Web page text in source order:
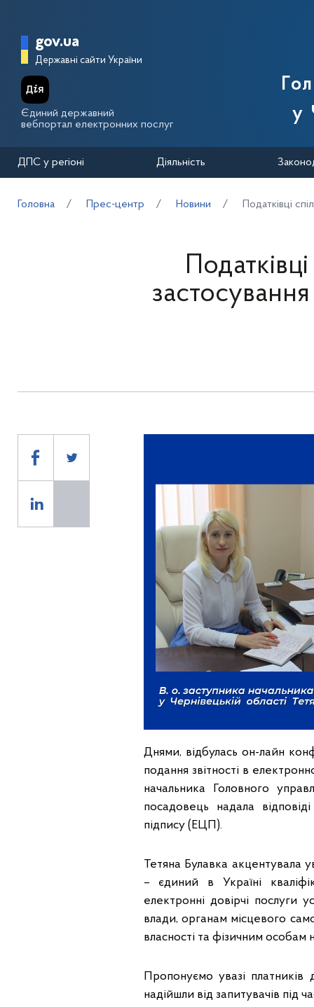
Головна сторінка Державної
gov.ua
Державні сайти України
Єдиний державний
вебпортал електронних послуг
у
ДПС у регіоні Діяльність
Головна Прес-центр Новини Податківці
Днями, відбулась он-лайн
подання звітності в
начальника Головного
посадовець надала
підпису (ЕЦП).
Тетяна Булавка акцентувала
– єдиний в Україні
електронні довірчі послуги
влади, органам місцевого
власності та фізичним особам
Пропонуємо увазі платників
надійшли від запитувачів під